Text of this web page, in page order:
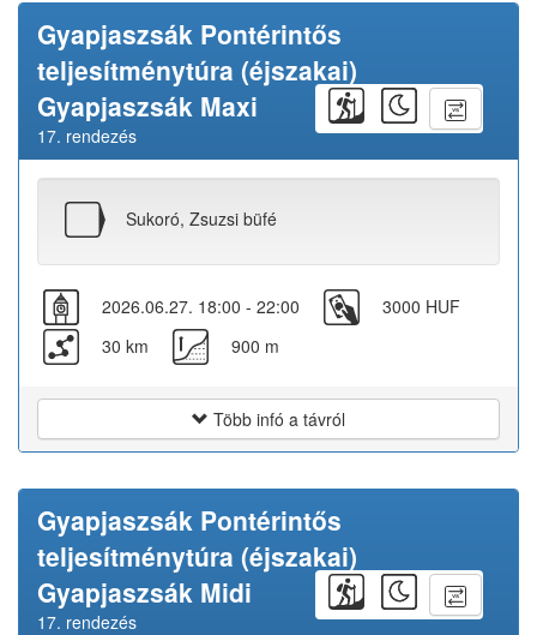
Gyapjaszsák Pontérintős
teljesítménytúra (éjszakai)
Gyapjaszsák Maxi
17. rendezés
Sukoró, Zsuzsi büfé
2026.06.27. 18:00 - 22:00
3000 HUF
30 km
900 m
Több infó a távról
Gyapjaszsák Pontérintős
teljesítménytúra (éjszakai)
Gyapjaszsák Midi
17. rendezés